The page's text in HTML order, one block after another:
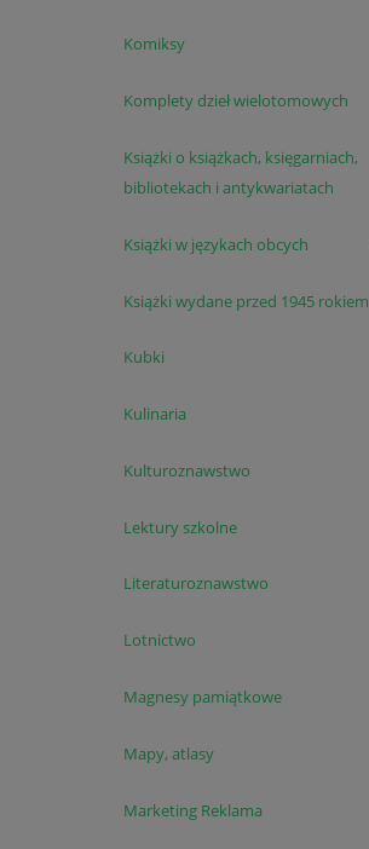
Komiksy
Komplety dzieł wielotomowych
Książki o książkach, księgarniach,
bibliotekach i antykwariatach
Książki w językach obcych
Książki wydane przed 1945 rokiem
Kubki
Kulinaria
Kulturoznawstwo
Lektury szkolne
Literaturoznawstwo
Lotnictwo
Magnesy pamiątkowe
Mapy, atlasy
Marketing Reklama